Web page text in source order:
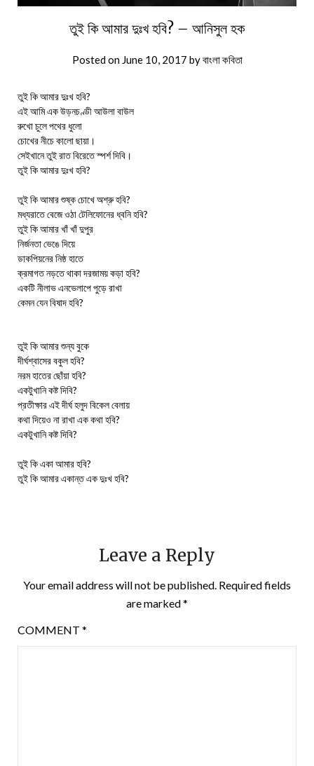
তুই কি আমার দুঃখ হবি? – আনিসুল হক
Posted on June 10, 2017 byবাংলা কবিতা
তুই কি আমার দুঃখ হবি?
এই আমি এক উড়নচণ্ডী আউলা বাউল
রুখো চুলে পথের ধুলো
চোখের নীচে কালো ছায়া।
সেইখানে তুই রাত বিরেতে স্পর্শ দিবি।
তুই কি আমার দুঃখ হবি?
তুই কি আমার শুষ্ক চোখে অশ্রু হবি?
মধ্যরাতে বেজে ওঠা টেলিফোনের ধ্বনি হবি?
তুই কি আমার খাঁ খাঁ দুপুর
নির্জনতা ভেঙে দিয়ে
ডাকপিয়নের নিষ্ঠ হাতে
ক্রমাগত নড়তে থাকা দরজাময় কড়া হবি?
একটি নীলাভ এনভেলাপে পুড়ে রাখা
কেমন যেন বিষাদ হবি?
তুই কি আমার শুন্য বুকে
দীর্ঘশ্বাসের বকুল হবি?
নরম হাতের ছোঁয়া হবি?
একটুখানি কষ্ট দিবি?
প্রতীক্ষার এই দীর্ঘ হলুদ বিকেল বেলায়
কথা দিয়েও না রাখা এক কথা হবি?
একটুখানি কষ্ট দিবি?
তুই কি একা আমার হবি?
তুই কি আমার একান্ত এক দুঃখ হবি?
Leave a Reply
Your email address will not be published. Required fields
are marked*
COMMENT *